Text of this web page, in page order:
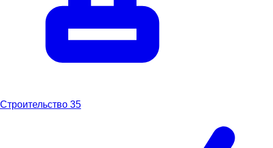
Строительство 35